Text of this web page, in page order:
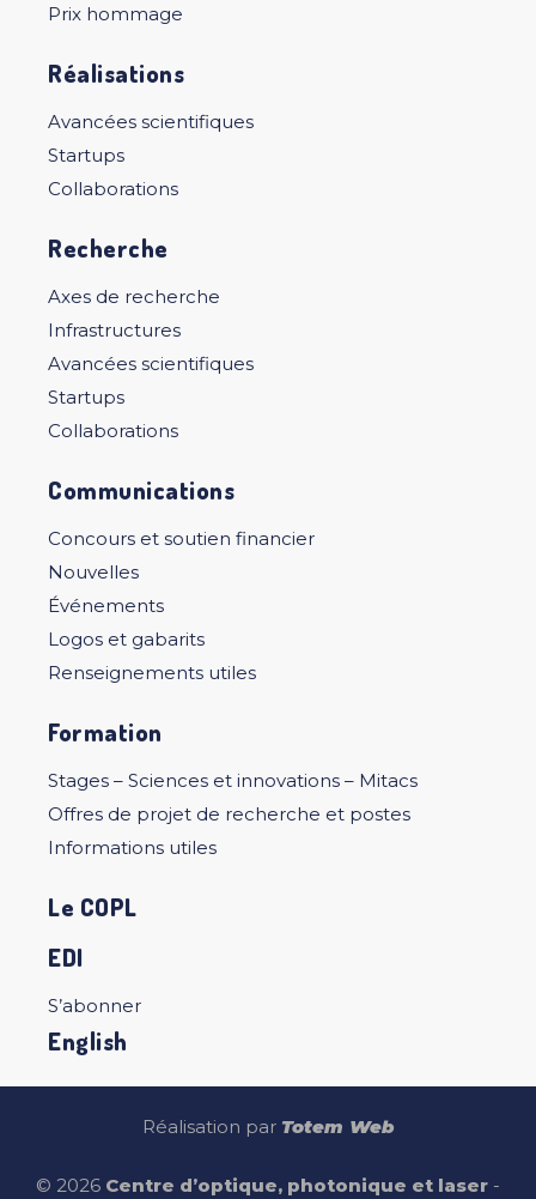
Prix hommage
Réalisations
Avancées scientifiques
Startups
Collaborations
Recherche
Axes de recherche
Infrastructures
Avancées scientifiques
Startups
Collaborations
Communications
Concours et soutien financier
Nouvelles
Événements
Logos et gabarits
Renseignements utiles
Formation
Stages – Sciences et innovations – Mitacs
Offres de projet de recherche et postes
Informations utiles
Le COPL
EDI
S’abonner
English
Réalisation par Totem Web
© 2026 Centre d’optique, photonique et laser -